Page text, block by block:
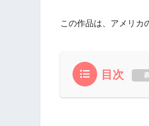
この作品は、アメリカ
目次